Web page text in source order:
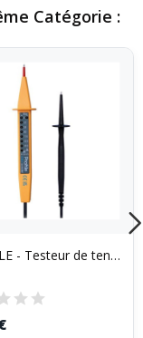
Catégorie :
PROFILE - Testeur de tension 9 en 1 cat3 380v